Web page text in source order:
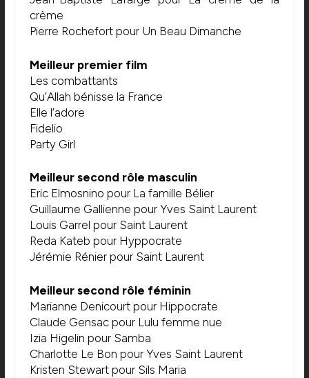
crème
Pierre Rochefort pour Un Beau Dimanche
Meilleur premier film
Les combattants
Qu’Allah bénisse la France
Elle l’adore
Fidelio
Party Girl
Meilleur second rôle masculin
Eric Elmosnino pour La famille Bélier
Guillaume Gallienne pour Yves Saint Laurent
Louis Garrel pour Saint Laurent
Reda Kateb pour Hyppocrate
Jérémie Rénier pour Saint Laurent
Meilleur second rôle féminin
Marianne Denicourt pour Hippocrate
Claude Gensac pour Lulu femme nue
Izia Higelin pour Samba
Charlotte Le Bon pour Yves Saint Laurent
Kristen Stewart pour Sils Maria